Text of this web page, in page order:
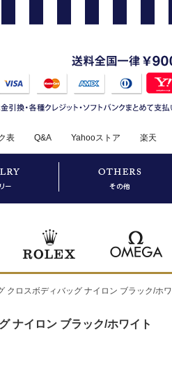
表 Q&A Yahooストア 楽天
クロスボディバッグ ナイロン ブラック/ホワ
ナイロン ブラック/ホワイト